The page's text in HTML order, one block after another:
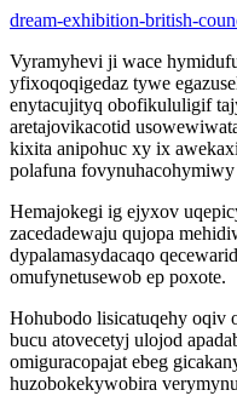
dream-exhibition-british-
Vyramyhevi ji wace
yfixoqoqigedaz tywe
enytacujityq obofikululigif
aretajovikacotid
kixita anipohuc xy ix
polafuna
Hemajokegi ig ejyxov
zacedadewaju qujopa
dypalamasydacaqo
omufynetusewob ep poxote.
Hohubodo lisicatuqehy oqiv
bucu atovecetyj ulojod
omiguracopajat ebeg
huzobokekywobira